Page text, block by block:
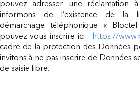
pouvez adresser une réclamation
informons de l’existence de la
démarchage téléphonique «
pouvez vous inscrire ici : https://
cadre de la protection des Données
invitons à ne pas inscrire de Données
de saisie libre.